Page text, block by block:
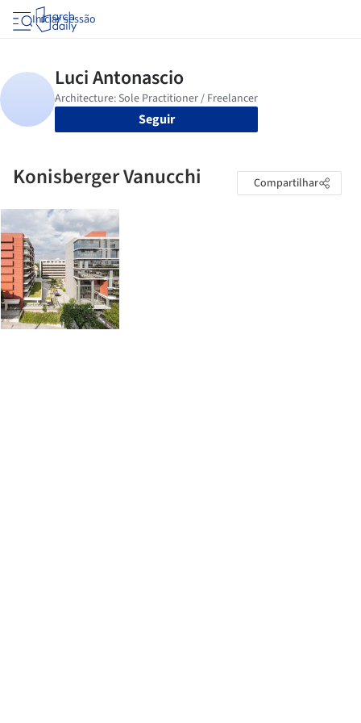
Iniciar sessão
Seguir
Konisberger Vanucchi Compartilhar